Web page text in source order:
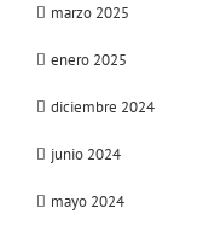
marzo 2025
enero 2025
diciembre 2024
junio 2024
mayo 2024